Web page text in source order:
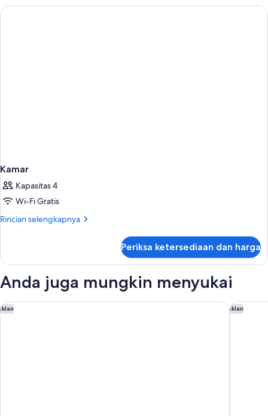
Kamar
Kapasitas 4
Wi-Fi Gratis
Rincian selengkapnya
Rincian
Kamar
Periksa ketersediaan dan harga
Anda juga mungkin menyukai
Iklan
Okinawa Kariyushi Resort Exes Naha Iklan